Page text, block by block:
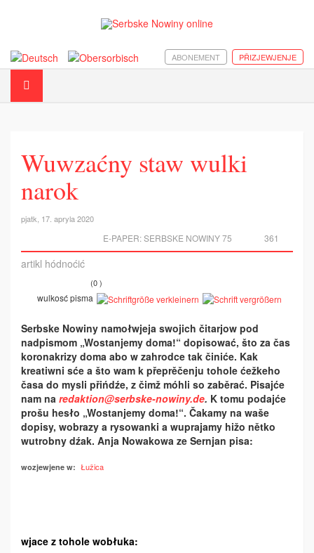
PŘIZJEWJENJE
ABONEMENT
Wuwzaćny staw wulki
narok
pjatk, 17. apryla 2020
361
E-PAPER:SERBSKE NOWINY 75
artikl hódnoćić
(0 )
wulkosć pisma
Serbske Nowiny namołwjeja swojich čitarjow pod
nadpismom „Wostanjemy doma!“ dopisować, što za čas
koronakrizy doma abo w zahrodce tak činiće. Kak
kreatiwni sće a što wam k přeprěčenju tohole ćežkeho
časa do mysli přińdźe, z čimž móhli so zaběrać. Pisajće
nam na redaktion@serbske-nowiny.de. K tomu podajće
prošu hesło „Wostanjemy doma!“. Čakamy na waše
dopisy, wobrazy a rysowanki a wuprajamy hižo nětko
wutrobny dźak. Anja Nowakowa ze Sernjan pisa:
wozjewjene w: Łužica
wjace z tohole wobłuka: